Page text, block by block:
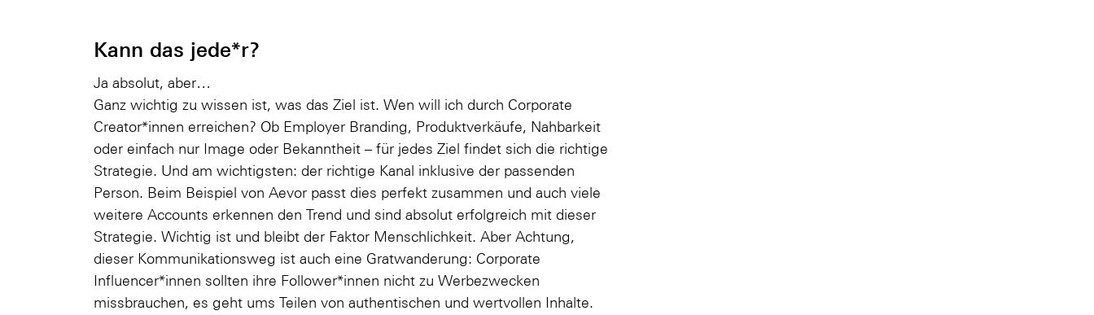
Kann das jede*r?
Ja absolut, aber…
Ganz wichtig zu wissen ist, was das Ziel ist. Wen will ich durch Corporate
Creator*innen erreichen? Ob Employer Branding, Produktverkäufe, Nahbarkeit
oder einfach nur Image oder Bekanntheit – für jedes Ziel findet sich die richtige
Strategie. Und am wichtigsten: der richtige Kanal inklusive der passenden
Person. Beim Beispiel von Aevor passt dies perfekt zusammen und auch viele
weitere Accounts erkennen den Trend und sind absolut erfolgreich mit dieser
Strategie. Wichtig ist und bleibt der Faktor Menschlichkeit. Aber Achtung,
dieser Kommunikationsweg ist auch eine Gratwanderung: Corporate
Influencer*innen sollten ihre Follower*innen nicht zu Werbezwecken
missbrauchen, es geht ums Teilen von authentischen und wertvollen Inhalte.